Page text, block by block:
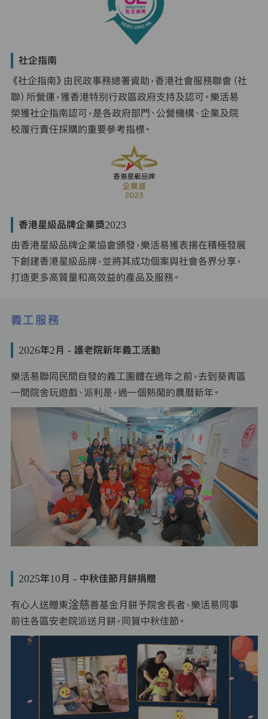
社企指南
《社企指南》由民政事務總署資助，香港社會服務聯會（社
聯）所營運，獲香港特別行政區政府支持及認可。樂活易
榮獲社企指南認可，是各政府部門、公營機構、企業及院
校履行責任採購的重要參考指標。
香港星級品牌企業獎2023
由香港星級品牌企業協會頒發，樂活易獲表揚在積極發展
下創建香港星級品牌，並將其成功個案與社會各界分享，
打造更多高質量和高效益的產品及服務。
義工服務
2026年2月 - 護老院新年義工活動
樂活易聯同民間自發的義工團體在過年之前，去到葵青區
一間院舍玩遊戲、派利是，過一個熱鬧的農曆新年。
2025年10月 - 中秋佳節月餅捐贈
有心人送贈東淦慈善基金月餅予院舍長者，樂活易同事
前往各區安老院派送月餅，同賀中秋佳節。